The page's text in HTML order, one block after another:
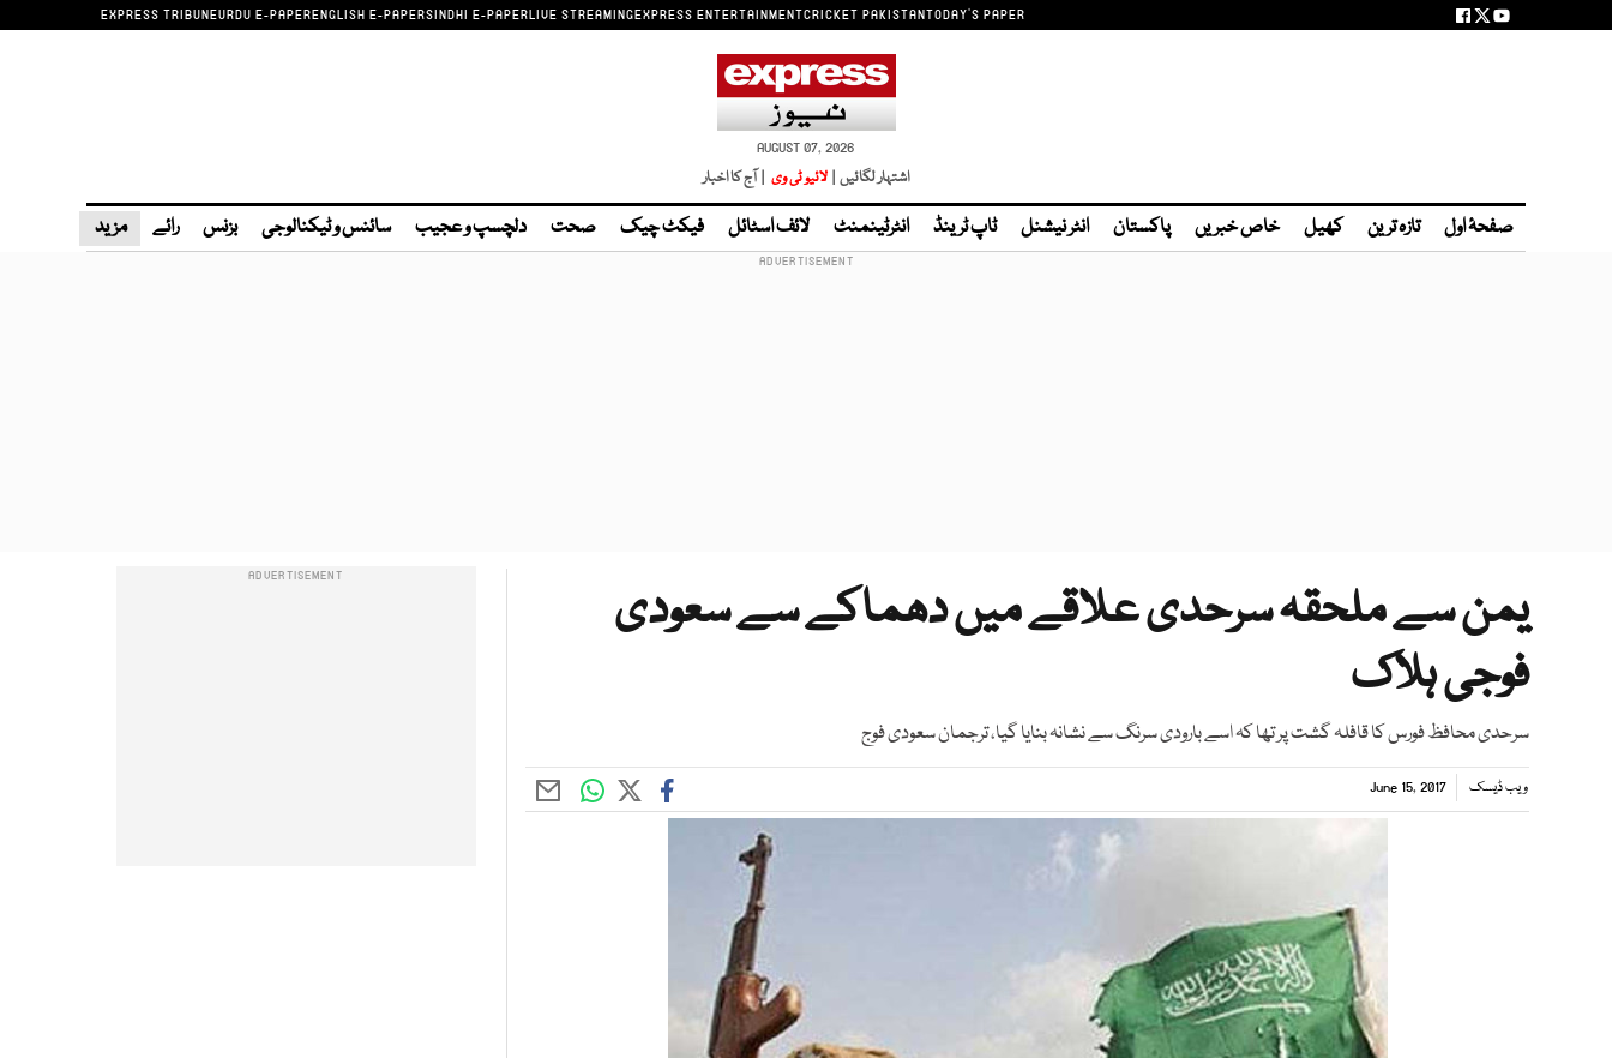
EXPRESS TRIBUNEURDU E-PAPERENGLISH E-PAPERSINDHI E-PAPERLIVE STREAMINGEXPRESS ENTERTAINMENTCRICKET PAKISTANTODAY'S PAPER
AUGUST 07, 2026
اشتہار لگائیں | لائیو ٹی وی | آج کا اخبار
صفحۂ اول تازہ ترین کھیل خاص خبریں پاکستان انٹر نیشنل ٹاپ ٹرینڈ انٹرٹینمنٹ لائف اسٹائل فیکٹ چیک صحت دلچسپ و عجیب سائنس و ٹیکنالوجی بزنس رائے مزید
یمن سے ملحقہ سرحدی علاقے میں دھماکے سے سعودی
فوجی ہلاک
سرحدی محافظ فورس کا قافلہ گشت پر تھا کہ اسے بارودی سرنگ سے نشانہ بنایا گیا، ترجمان سعودی فوج
ویب ڈیسک June 15, 2017